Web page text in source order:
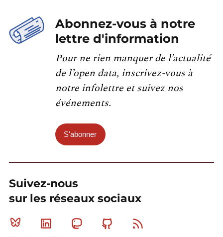
Abonnez-vous à notre
lettre d'information
Pour ne rien manquer de l’actualité
de l’open data, inscrivez-vous à
notre infolettre et suivez nos
événements.
S'abonner
Suivez-nous
sur les réseaux sociaux
Bluesky Linkedin MastodonGithub